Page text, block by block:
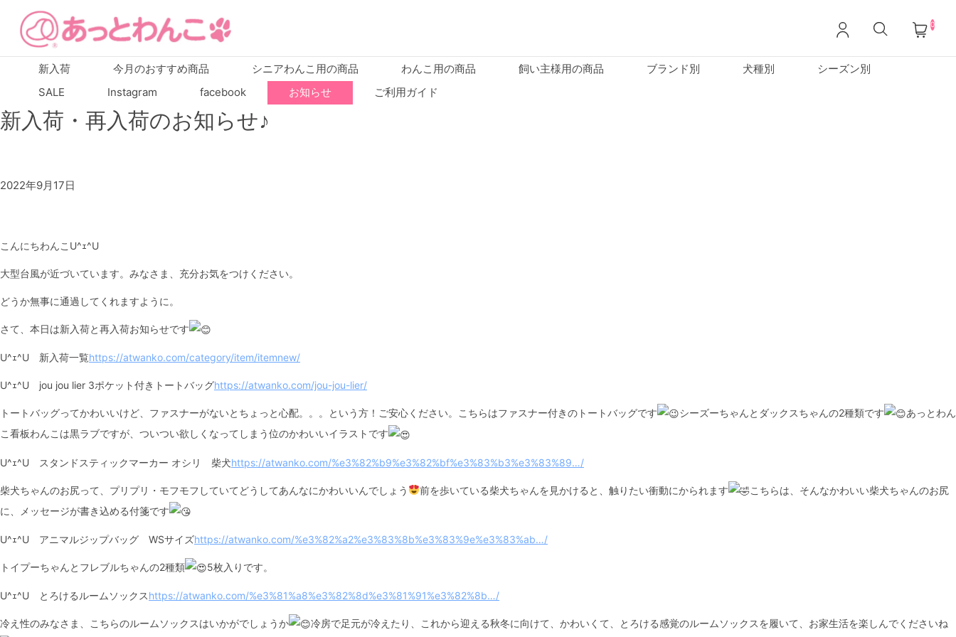
0
新入荷 今月のおすすめ商品 シニアわんこ用の商品 わんこ用の商品 飼い主様用の商品 ブランド別 犬種別
シーズン別
SALE
Instagram facebook お知らせ ご利用ガイド
新入荷・再入荷のお知らせ♪
2022年9月17日
こんにちわんこU^ｪ^U
大型台風が近づいています。みなさま、充分お気をつけください。
どうか無事に通過してくれますように。
さて、本日は新入荷と再入荷お知らせです
U^ｪ^U 新入荷一覧https://atwanko.com/category/item/itemnew/
U^ｪ^U jou jou lier 3ポケット付きトートバッグhttps://atwanko.com/jou-jou-lier/
トートバッグってかわいいけど、ファスナーがないとちょっと心配。。。という方！ご安心ください。こちらはファスナー付きのトートバッグです シーズーちゃんとダックスちゃんの2種類です
あっとわん
こ看板わんこは黒ラブですが、ついつい欲しくなってしまう位のかわいいイラストです
U^ｪ^U スタンドスティックマーカー オシリ 柴犬https://atwanko.com/%e3%82%b9%e3%82%bf%e3%83%b3%e3%83%89…/
柴犬ちゃんのお尻って、プリプリ・モフモフしていてどうしてあんなにかわいいんでしょう 前を歩いている柴犬ちゃんを見かけると、触りたい衝動にかられます
こちらは、そんなかわいい柴犬ちゃんのお尻
に、メッセージが書き込める付箋です
U^ｪ^U アニマルジップバッグ WSサイズhttps://atwanko.com/%e3%82%a2%e3%83%8b%e3%83%9e%e3%83%ab…/
トイプーちゃんとフレブルちゃんの2種類 5枚入りです。
U^ｪ^U とろけるルームソックスhttps://atwanko.com/%e3%81%a8%e3%82%8d%e3%81%91%e3%82%8b…/
冷え性のみなさま、こちらのルームソックスはいかがでしょうか 冷房で足元が冷えたり、これから迎える秋冬に向けて、かわいくて、とろける感覚のルームソックスを履いて、お家生活を楽しんでくださいね